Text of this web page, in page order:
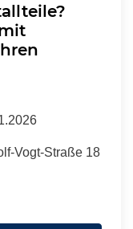
Vogt-Straße 18